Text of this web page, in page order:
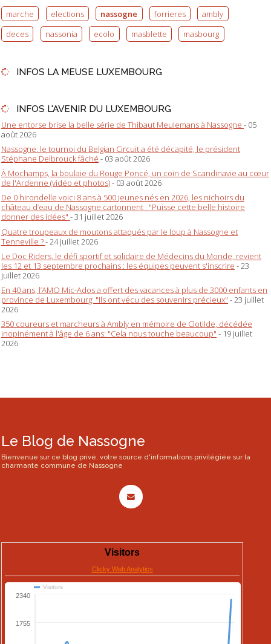
marche elections nassogne forrieres
ambly
deces
nassonia ecolo masblette masbourg
INFOS LA MEUSE LUXEMBOURG
INFOS L'AVENIR DU LUXEMBOURG
Une entorse brise la belle série de Thibaut Meulemans à Nassogne - 05
août 2026
Nassogne: le tournoi du Belgian Circuit a été décapité, le président
Stéphane Delbrouck fâché - 03 août 2026
À Mochamps, la boulaie du Rouge Poncé, un coin de Scandinavie au cœur
de l'Ardenne (vidéo et photos)- 03 août 2026
De 0 hirondelle voici 8 ans à 500 jeunes nés en 2026, les nichoirs du
château d’eau de Nassogne cartonnent : "Puisse cette belle histoire
donner des idées" - 31 juillet 2026
Quatre troupeaux de moutons attaqués par le loup à Nassogne et
Tenneville ?- 24 juillet 2026
Le Doc Riders, le défi sportif et solidaire de Médecins du Monde, revient
les 12 et 13 septembre prochains : les équipes peuvent s'inscrire - 23
juillet 2026
En 40 ans, l’AMO Mic-Ados a offert des vacances à plus de 3000 enfants en
province de Luxembourg: "Ils ont vécu des souvenirs précieux" - 23 juillet
2026
350 coureurs et marcheurs à Ambly en mémoire de Clotilde, décédée
inopinément à l'âge de 6 ans: "Cela nous touche beaucoup" - 19 juillet
2026
Le Blog de Nassogne
Bienvenue sur ce blog privé, votre source d'informations privilégiée sur la
charmante commune de Nassogne